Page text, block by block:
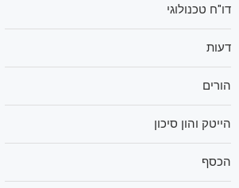
דו"ח טכנולוגי
דעות
הורים
הייטק והון סיכון
הכסף